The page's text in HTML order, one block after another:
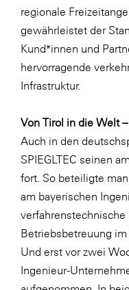
regionale
gewährleistet der
Kund*innen und
hervorragende
Infrastruktur.
Von Tirol in die Welt
Auch in den
SPIEGLTEC seinen
fort. So beteiligte
am bayerischen
Betriebsbetreuung
Und erst vor zwei
Ingenieur-